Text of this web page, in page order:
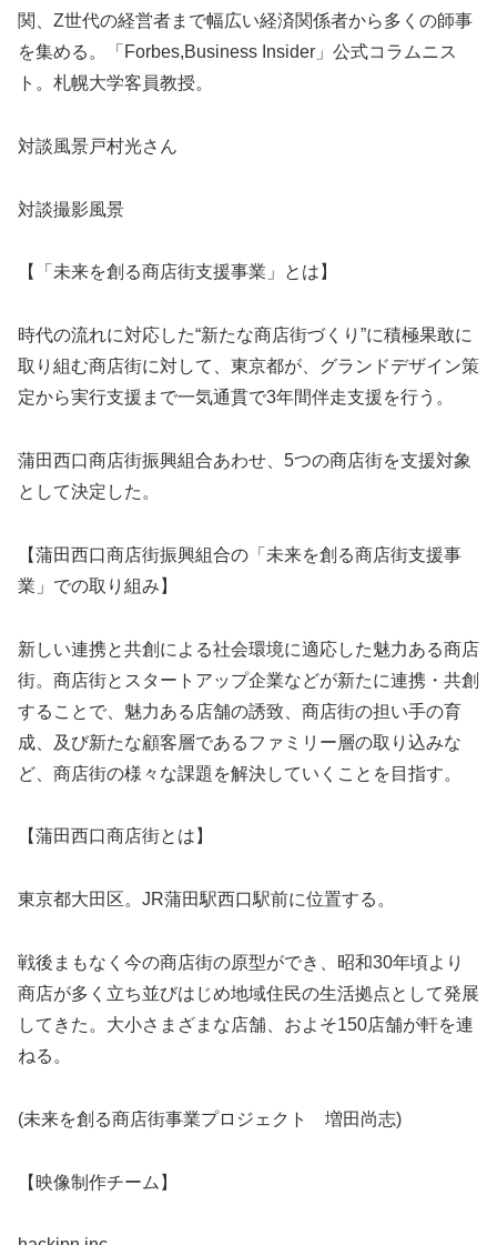
関、Z世代の経営者まで幅広い経済関係者から多くの師事
を集める。「Forbes,Business Insider」公式コラムニス
ト。札幌大学客員教授。
対談風景戸村光さん
対談撮影風景
【「未来を創る商店街支援事業」とは】
時代の流れに対応した“新たな商店街づくり”に積極果敢に
取り組む商店街に対して、東京都が、グランドデザイン策
定から実行支援まで一気通貫で3年間伴走支援を行う。
蒲田西口商店街振興組合あわせ、5つの商店街を支援対象
として決定した。
【蒲田西口商店街振興組合の「未来を創る商店街支援事
業」での取り組み】
新しい連携と共創による社会環境に適応した魅力ある商店
街。商店街とスタートアップ企業などが新たに連携・共創
することで、魅力ある店舗の誘致、商店街の担い手の育
成、及び新たな顧客層であるファミリー層の取り込みな
ど、商店街の様々な課題を解決していくことを目指す。
【蒲田西口商店街とは】
東京都大田区。JR蒲田駅西口駅前に位置する。
戦後まもなく今の商店街の原型ができ、昭和30年頃より
商店が多く立ち並びはじめ地域住民の生活拠点として発展
してきた。大小さまざまな店舗、およそ150店舗が軒を連
ねる。
(未来を創る商店街事業プロジェクト 増田尚志)
【映像制作チーム】